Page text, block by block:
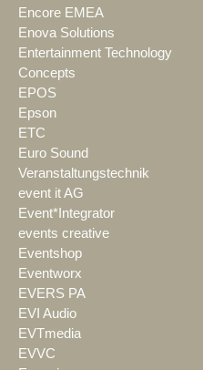
Encore EMEA
Enova Solutions
Entertainment Technology
Concepts
EPOS
Epson
ETC
Euro Sound
Veranstaltungstechnik
event it AG
Event*Integrator
events creative
Eventshop
Eventworx
EVERS PA
EVI Audio
EVTmedia
EVVC